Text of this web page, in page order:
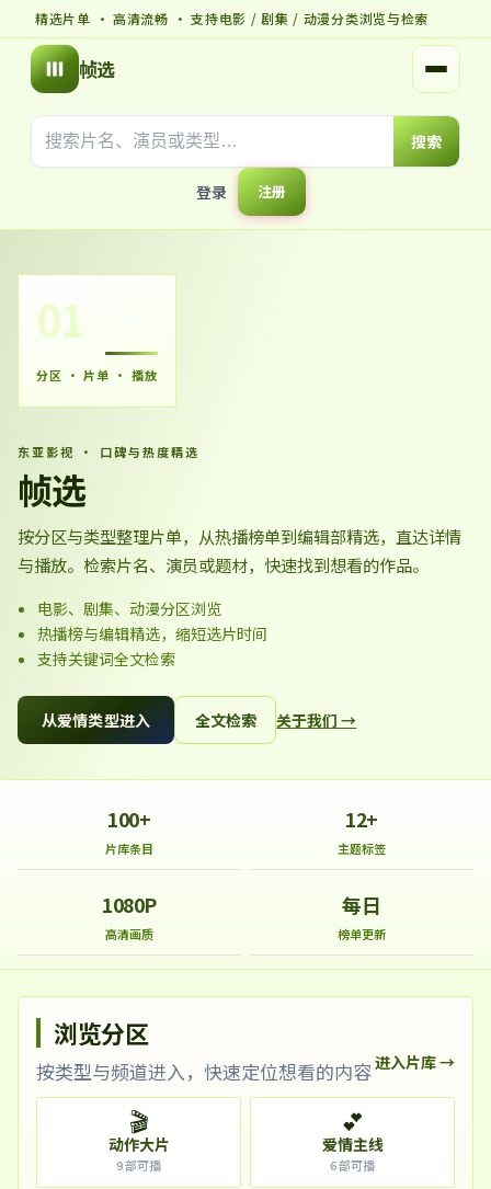
精选片单 · 高清流畅 · 支持电影 / 剧集 / 动漫分类浏览与检索
帧选 打开
搜索
登录 注册
01
分区 · 片单 · 播放
东亚影视 · 口碑与热度精选
帧选
按分区与类型整理片单，从热播榜单到编辑部精选，直达详情
与播放。检索片名、演员或题材，快速找到想看的作品。
电影、剧集、动漫分区浏览
热播榜与编辑精选，缩短选片时间
支持关键词全文检索
从爱情类型进入 全文检索 关于我们 →
100+
片库条目
12+
主题标签
1080P
高清画质
每日
榜单更新
浏览分区
按类型与频道进入，快速定位想看的内容进入片库 →
🎬
动作大片
9部可播
💕
爱情主线
6部可播